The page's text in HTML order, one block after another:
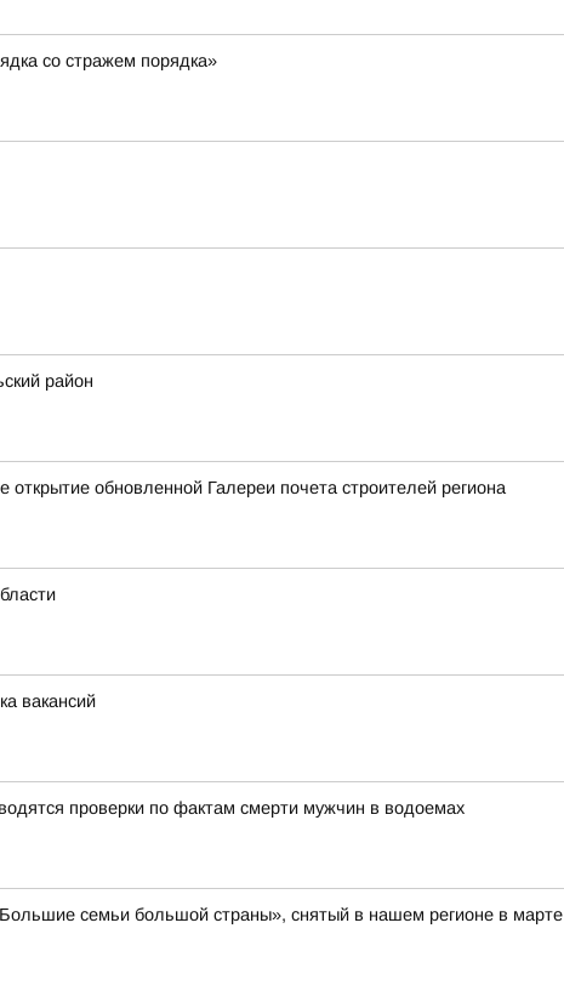
со стражем порядка»
район
обновленной Галереи почета строителей региона
вакансий
проверки по фактам смерти мужчин в водоемах
семьи большой страны», снятый в нашем регионе в марте